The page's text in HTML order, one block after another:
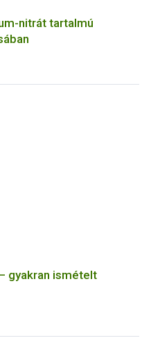
nitrát tartalmú
gyakran ismételt